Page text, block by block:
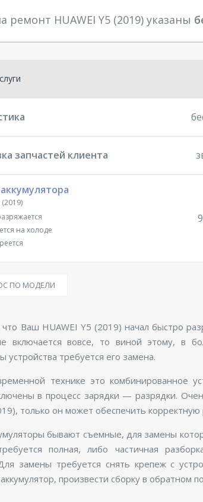
ремонт HUAWEI Y5 (2019) указаны
запчастей клиента
(2019)
на холоде
ПО МОДЕЛИ
Ваш HUAWEI Y5 (2019) начал быстро
вовсе, то виной этому, в
устройства требуется его замена.
технике это комбинированное
в процесс зарядки — разрядки.
только он может обеспечить корректную
бывают съемные, для замены
полная, либо частичная
замены требуется снять крепеж с
произвести сборку в обратном